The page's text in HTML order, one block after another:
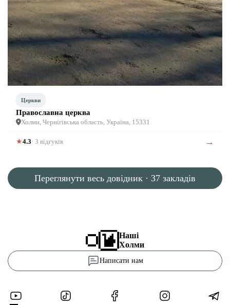
Церкви
Православна церква
Холми, Чернігівська область, Україна, 15331
★4.3· 3 відгуків →
Переглянути весь довідник · 37 закладів
Наші
Холми
Написати нам